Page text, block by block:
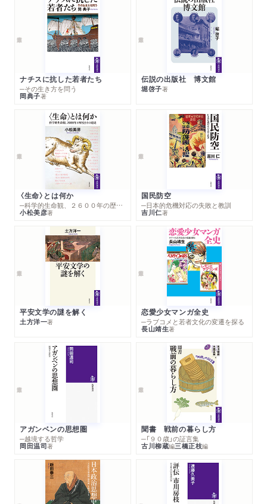
ナチスに抗した若者たち
─その生き方を問う
岡典子著
伝説の出版社 博文館
堀啓子著
〈生命〉とは何か
─科学的生命観、２６００年の歴史とその超克
小松美彦著
国民防空
─日本的危機対応の失敗と教訓
吉川仁著
平安文学の謎を解く
土方洋一著
恋愛少女マンガ全史
─ラブコメと若者文化の変遷を探る
長山靖生著
アガンベンの思想圏
─越境する哲学
岡田温司著
聞書 戦前の暮らし方
─「９０歳」の証言集
古川柳蔵編三橋正枝編